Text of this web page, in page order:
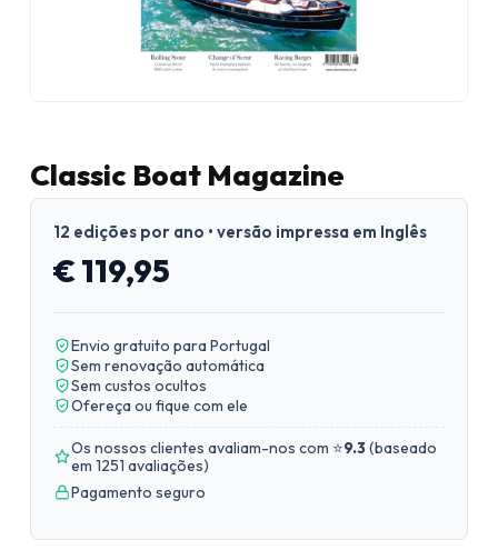
Classic Boat Magazine
12 edições por ano • versão impressa em Inglês
€ 119,95
Envio gratuito para Portugal
Sem renovação automática
Sem custos ocultos
Ofereça ou fique com ele
Os nossos clientes avaliam-nos com ⭐9.3(baseado
em 1251 avaliações)
Pagamento seguro